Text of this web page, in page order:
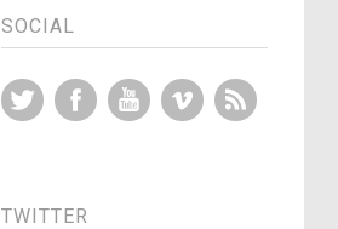
SOCIAL
Twitter FacebookYouTubeVimeo
TWITTER